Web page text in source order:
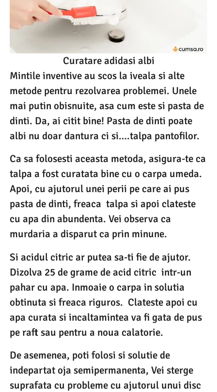
Curatare adidasi albi
Mintile inventive au scos la iveala si alte
metode pentru rezolvarea problemei. Unele
mai putin obisnuite, asa cum este si pasta de
dinti. Da, ai citit bine! Pasta de dinti poate
albi nu doar dantura ci si….talpa pantofilor.
Ca sa folosesti aceasta metoda, asigura-te ca
talpa a fost curatata bine cu o carpa umeda.
Apoi, cu ajutorul unei perii pe care ai pus
pasta de dinti, freaca talpa si apoi clateste
cu apa din abundenta. Vei observa ca
murdaria a disparut ca prin minune.
Si acidul citric ar putea sa-ti fie de ajutor.
Dizolva 25 de grame de acid citric intr-un
pahar cu apa. Inmoaie o carpa in solutia
obtinuta si freaca riguros. Clateste apoi cu
apa curata si incaltamintea va fi gata de pus
pe raft sau pentru a noua calatorie.
De asemenea, poti folosi si solutie de
indepartat oja semipermanenta, Vei sterge
suprafata cu probleme cu ajutorul unui disc